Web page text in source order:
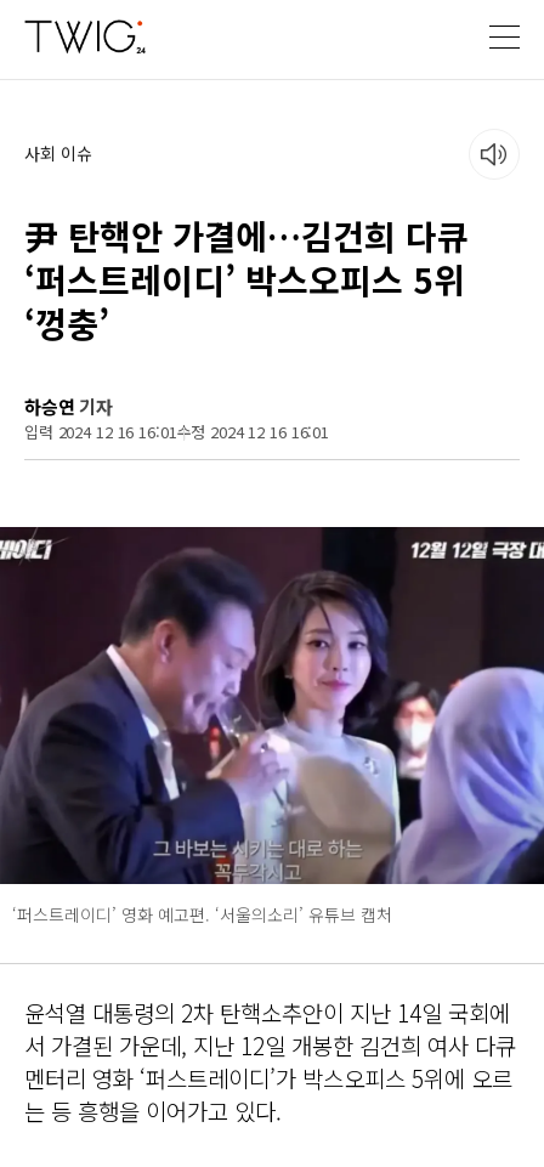
사회 이슈
尹 탄핵안 가결에…김건희 다큐
‘퍼스트레이디’ 박스오피스 5위
‘껑충’
하승연기자
입력 2024 12 16 16:01수정 2024 12 16 16:01
‘퍼스트레이디’ 영화 예고편. ‘서울의소리’ 유튜브 캡처
윤석열 대통령의 2차 탄핵소추안이 지난 14일 국회에
서 가결된 가운데, 지난 12일 개봉한 김건희 여사 다큐
멘터리 영화 ‘퍼스트레이디’가 박스오피스 5위에 오르
는 등 흥행을 이어가고 있다.